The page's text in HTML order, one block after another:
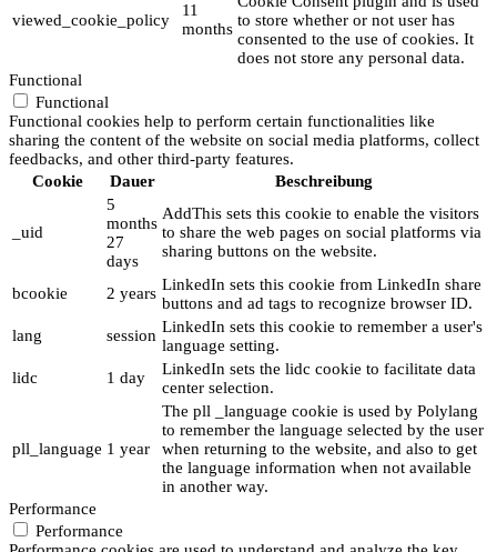
viewed_cookie_policy
11
months to store whether or not user has
consented to the use of cookies. It
does not store any personal data.
Functional
Functional
Functional cookies help to perform certain functionalities like
sharing the content of the website on social media platforms, collect
feedbacks, and other third-party features.
Cookie
Dauer Beschreibung
_uid
5
months
27
days
AddThis sets this cookie to enable the visitors
to share the web pages on social platforms via
sharing buttons on the website.
bcookie 2 years LinkedIn sets this cookie from LinkedIn share
buttons and ad tags to recognize browser ID.
lang
session LinkedIn sets this cookie to remember a user's
language setting.
lidc
1 day
LinkedIn sets the lidc cookie to facilitate data
center selection.
pll_language 1 year
The pll _language cookie is used by Polylang
to remember the language selected by the user
when returning to the website, and also to get
the language information when not available
in another way.
Performance
Performance